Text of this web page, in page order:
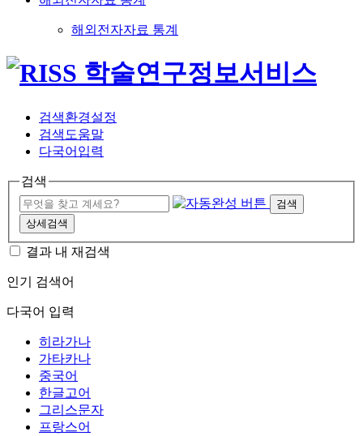
해외전자자료 통계
검색환경설정
검색도움말
다국어입력
검색
검색
상세검색
결과 내 재검색
인기 검색어
다국어 입력
히라가나
가타카나
중국어
한글고어
그리스문자
프랑스어